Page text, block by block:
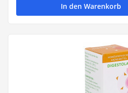
In den Warenkorb